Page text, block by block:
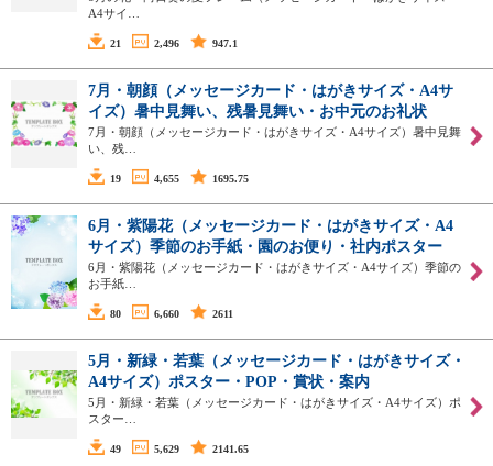
A4サイ…
21 2,496 947.1
7月・朝顔（メッセージカード・はがきサイズ・A4サ
イズ）暑中見舞い、残暑見舞い・お中元のお礼状
7月・朝顔（メッセージカード・はがきサイズ・A4サイズ）暑中見舞
い、残…
19 4,655 1695.75
6月・紫陽花（メッセージカード・はがきサイズ・A4
サイズ）季節のお手紙・園のお便り・社内ポスター
6月・紫陽花（メッセージカード・はがきサイズ・A4サイズ）季節の
お手紙…
80 6,660 2611
5月・新緑・若葉（メッセージカード・はがきサイズ・
A4サイズ）ポスター・POP・賞状・案内
5月・新緑・若葉（メッセージカード・はがきサイズ・A4サイズ）ポ
スター…
49 5,629 2141.65